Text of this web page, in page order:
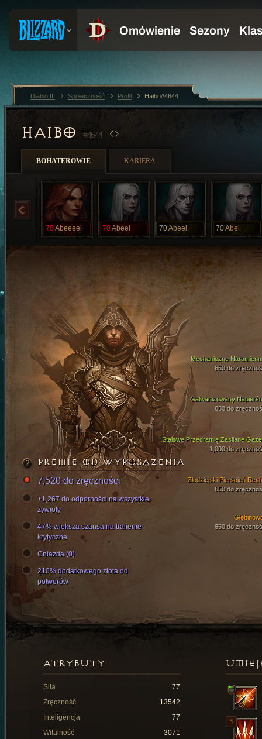
HAIBO#4644
BOHATEROWIE KARIERA
70Abeeeel 70Abeel 70Abeel 70Abel
Galwanizowany
650 do
Stalowe Przedramię Zasilane
1,000 do
Mechaniczne
650 do
650 do
Złodziejski Pierścień
650 do
PREMIE OD WYPOSAŻENIA
7,520 do zręczności
+1,267 do odporności na wszystkie
żywioły
47% większa szansa na trafienie
krytyczne
Gniazda (0)
210% dodatkowego złota od
potworów
ATRYBUTY
Siła
77
Zręczność
13542
Inteligencja
77
Witalność
3071
Diablo III Społeczność Profil Haibo#4644